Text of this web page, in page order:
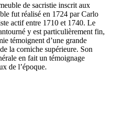
de sacristie inscrit aux
fut réalisé en 1724 par Carlo
actif entre 1710 et 1740. Le
y est particulièrement fin,
témoignent d’une grande
la corniche supérieure. Son
en fait un témoignage
de l’époque.